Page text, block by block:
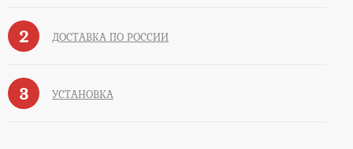
2 ДОСТАВКА ПО РОССИИ
3 УСТАНОВКА